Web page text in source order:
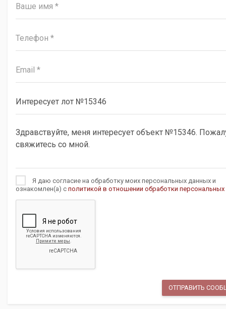
Я даю согласие на обработку моих персональных данных и
ознакомлен(а) с политикой в отношении обработки